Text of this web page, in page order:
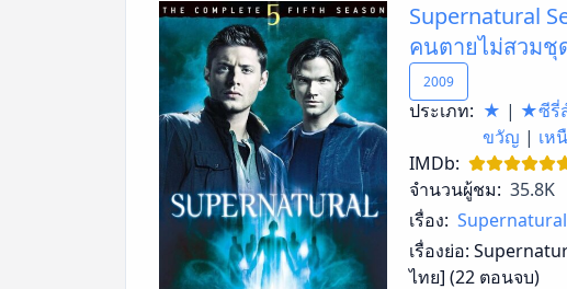
Supernatural
คนตายไม่สวมชุ
2009
ประเภท: ★ | ★ซีรี่
ขวัญ | เห
IMDb:
จำนวนผู้ชม: 35.8K
เรื่อง:
เรื่องย่อ:
ไทย] (22 ตอนจบ)